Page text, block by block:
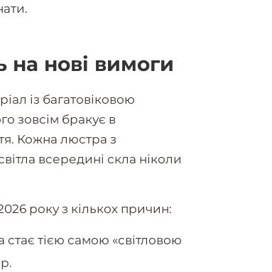
на нові вимоги
із багатовіковою
зовсім бракує в
Кожна люстра з
всередині скла ніколи
року з кількох причин:
тією самою «світловою